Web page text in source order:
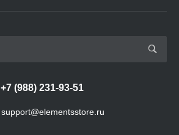
support@elementsstore.ru
+7 (988) 231-93-51